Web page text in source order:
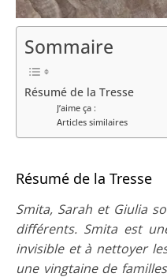
Sommaire
Résumé de la Tresse
J’aime ça :
Articles similaires
Résumé de la Tresse
Smita, Sarah et Giulia
différents. Smita est
invisible et à nettoyer
une vingtaine de